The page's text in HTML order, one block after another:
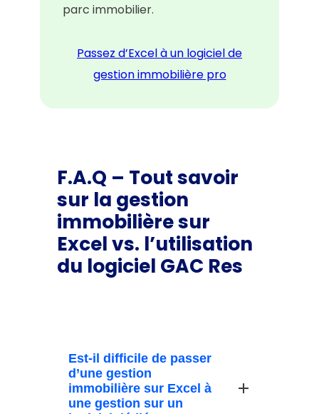
parc immobilier.
Passez d’Excel à un logiciel de
gestion immobilière pro
F.A.Q – Tout savoir
sur la gestion
immobilière sur
Excel vs. l’utilisation
du logiciel GAC Res
Est-il difficile de passer
d’une gestion
immobilière sur Excel à
une gestion sur un